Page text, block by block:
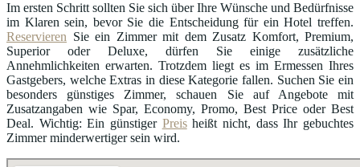
Im ersten Schritt sollten Sie sich über Ihre Wünsche und Bedürfnisse
im Klaren sein, bevor Sie die Entscheidung für ein Hotel treffen.
Reservieren Sie ein Zimmer mit dem Zusatz Komfort, Premium,
Superior oder Deluxe, dürfen Sie einige zusätzliche
Annehmlichkeiten erwarten. Trotzdem liegt es im Ermessen Ihres
Gastgebers, welche Extras in diese Kategorie fallen. Suchen Sie ein
besonders günstiges Zimmer, schauen Sie auf Angebote mit
Zusatzangaben wie Spar, Economy, Promo, Best Price oder Best
Deal. Wichtig: Ein günstiger Preisheißt nicht, dass Ihr gebuchtes
Zimmer minderwertiger sein wird.